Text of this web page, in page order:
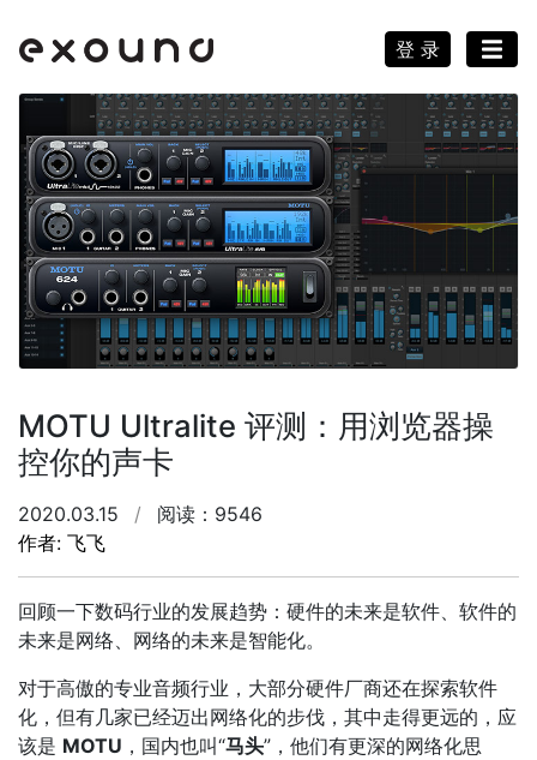
登 录
MOTU Ultralite 评测：用浏览器操
控你的声卡
2020.03.15 /
阅读：9546
作者: 飞飞
回顾一下数码行业的发展趋势：硬件的未来是软件、软件的
未来是网络、网络的未来是智能化。
对于高傲的专业音频行业，大部分硬件厂商还在探索软件
化，但有几家已经迈出网络化的步伐，其中走得更远的，应
该是 MOTU ，国内也叫“马头”，他们有更深的网络化思